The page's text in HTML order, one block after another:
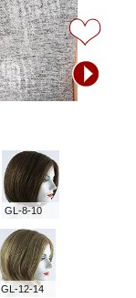
GL-8-10
GL-12-14